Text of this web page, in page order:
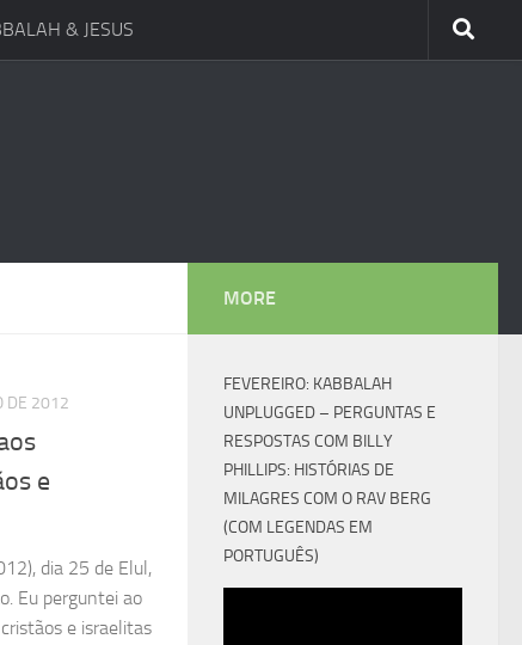
& JESUS
DE 2012
e
dia 25 de Elul,
Eu perguntei ao
e israelitas
MORE
FEVEREIRO: KABBALAH
UNPLUGGED – PERGUNTAS E
RESPOSTAS COM BILLY
PHILLIPS: HISTÓRIAS DE
MILAGRES COM O RAV BERG
(COM LEGENDAS EM
PORTUGUÊS)